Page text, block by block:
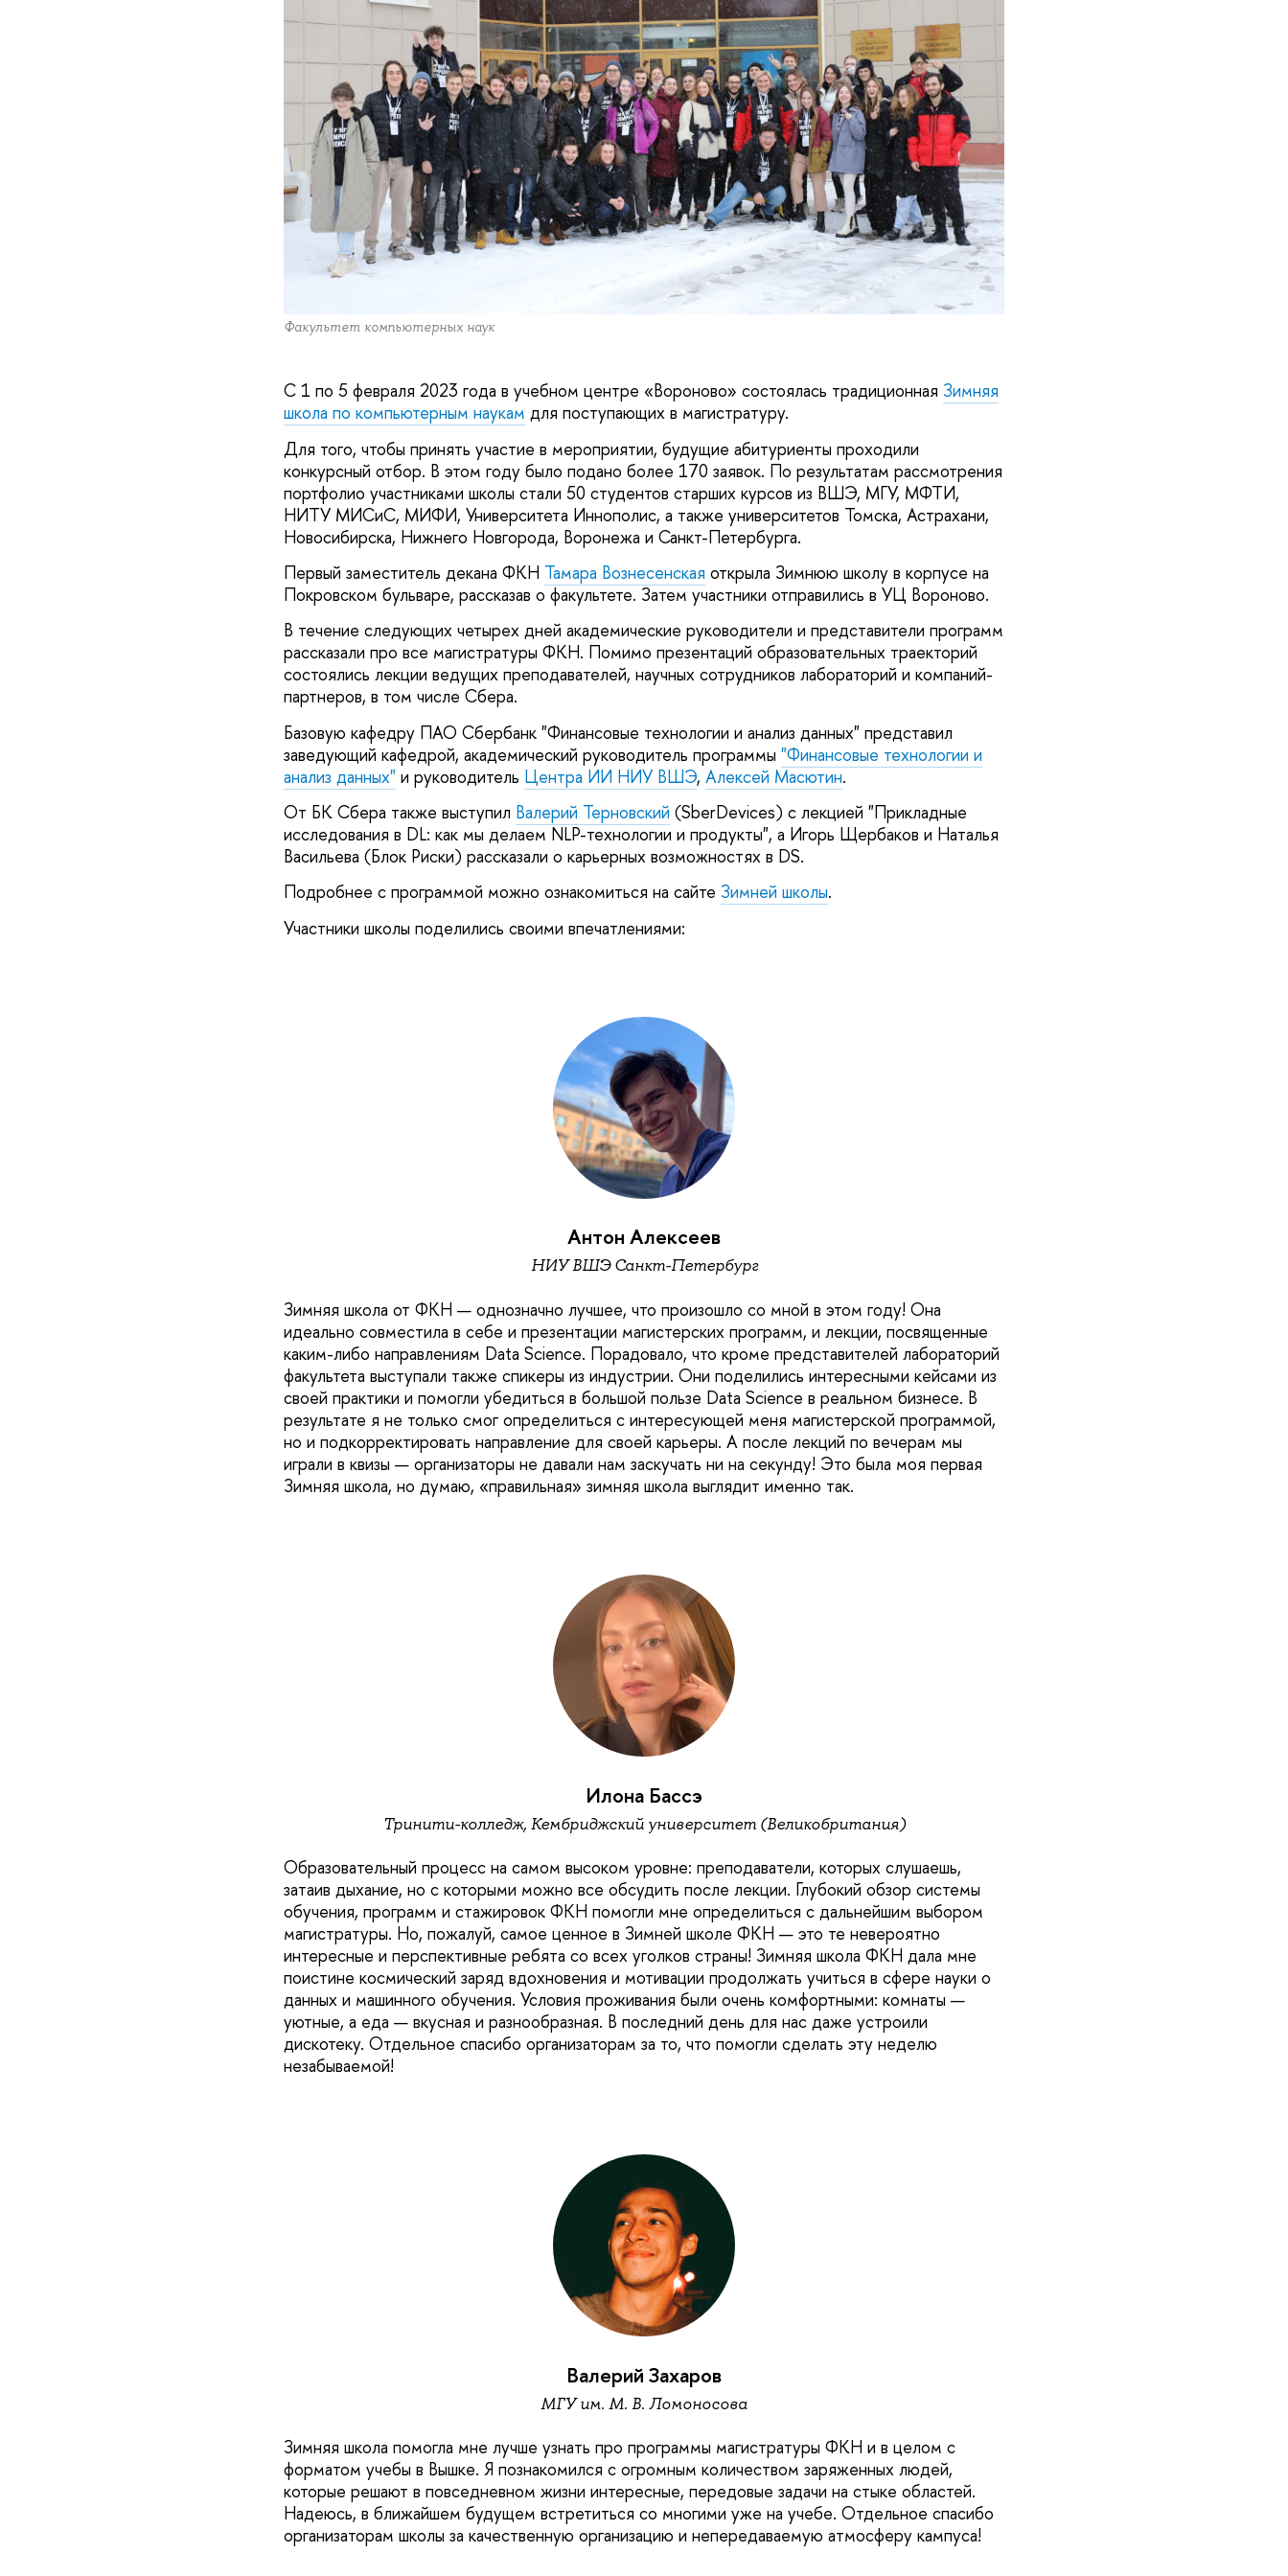
Факультет компьютерных наук
С 1 по 5 февраля 2023 года в учебном центре «Вороново» состоялась традиционная Зимняя
школа по компьютерным наукам для поступающих в магистратуру.
Для того, чтобы принять участие в мероприятии, будущие абитуриенты проходили
конкурсный отбор. В этом году было подано более 170 заявок. По результатам рассмотрения
портфолио участниками школы стали 50 студентов старших курсов из ВШЭ, МГУ, МФТИ,
НИТУ МИСиС, МИФИ, Университета Иннополис, а также университетов Томска, Астрахани,
Новосибирска, Нижнего Новгорода, Воронежа и Санкт-Петербурга.
Первый заместитель декана ФКН Тамара Вознесенская открыла Зимнюю школу в корпусе на
Покровском бульваре, рассказав о факультете. Затем участники отправились в УЦ Вороново.
В течение следующих четырех дней академические руководители и представители программ
рассказали про все магистратуры ФКН. Помимо презентаций образовательных траекторий
состоялись лекции ведущих преподавателей, научных сотрудников лабораторий и компаний-
партнеров, в том числе Сбера.
Базовую кафедру ПАО Сбербанк "Финансовые технологии и анализ данных" представил
заведующий кафедрой, академический руководитель программы "Финансовые технологии и
анализ данных"и руководитель Центра ИИ НИУ ВШЭ, Алексей Масютин.
От БК Сбера также выступил Валерий Терновский (SberDevices) с лекцией "Прикладные
исследования в DL: как мы делаем NLP-технологии и продукты", а Игорь Щербаков и Наталья
Васильева (Блок Риски) рассказали о карьерных возможностях в DS.
Подробнее с программой можно ознакомиться на сайте Зимней школы.
Участники школы поделились своими впечатлениями:
Антон Алексеев
НИУ ВШЭ Санкт-Петербург
Зимняя школа от ФКН — однозначно лучшее, что произошло со мной в этом году! Она
идеально совместила в себе и презентации магистерских программ, и лекции, посвященные
каким-либо направлениям Data Science. Порадовало, что кроме представителей лабораторий
факультета выступали также спикеры из индустрии. Они поделились интересными кейсами из
своей практики и помогли убедиться в большой пользе Data Science в реальном бизнесе. В
результате я не только смог определиться с интересующей меня магистерской программой,
но и подкорректировать направление для своей карьеры. А после лекций по вечерам мы
играли в квизы — организаторы не давали нам заскучать ни на секунду! Это была моя первая
Зимняя школа, но думаю, «правильная» зимняя школа выглядит именно так.
Илона Бассэ
Тринити-колледж, Кембриджский университет (Великобритания)
Образовательный процесс на самом высоком уровне: преподаватели, которых слушаешь,
затаив дыхание, но с которыми можно все обсудить после лекции. Глубокий обзор системы
обучения, программ и стажировок ФКН помогли мне определиться с дальнейшим выбором
магистратуры. Но, пожалуй, самое ценное в Зимней школе ФКН — это те невероятно
интересные и перспективные ребята со всех уголков страны! Зимняя школа ФКН дала мне
поистине космический заряд вдохновения и мотивации продолжать учиться в сфере науки о
данных и машинного обучения. Условия проживания были очень комфортными: комнаты —
уютные, а еда — вкусная и разнообразная. В последний день для нас даже устроили
дискотеку. Отдельное спасибо организаторам за то, что помогли сделать эту неделю
незабываемой!
Валерий Захаров
МГУ им. М. В. Ломоносова
Зимняя школа помогла мне лучше узнать про программы магистратуры ФКН и в целом с
форматом учебы в Вышке. Я познакомился с огромным количеством заряженных людей,
которые решают в повседневном жизни интересные, передовые задачи на стыке областей.
Надеюсь, в ближайшем будущем встретиться со многими уже на учебе. Отдельное спасибо
организаторам школы за качественную организацию и непередаваемую атмосферу кампуса!